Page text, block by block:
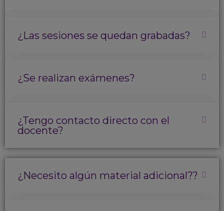
¿Las sesiones se quedan grabadas?
¿Se realizan exámenes?
¿Tengo contacto directo con el
docente?
¿Necesito algún material adicional??